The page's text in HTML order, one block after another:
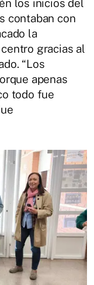
los inicios del
contaban con
la
gracias al
“Los
apenas
todo fue